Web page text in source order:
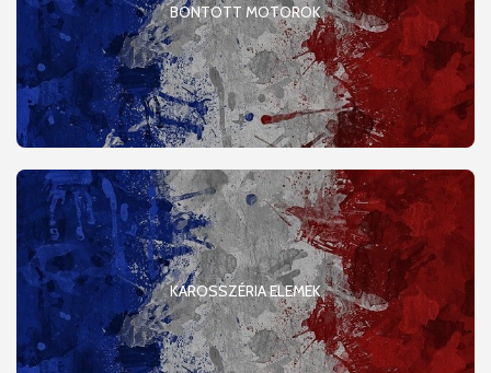
BONTOTT MOTOROK
KAROSSZÉRIA ELEMEK